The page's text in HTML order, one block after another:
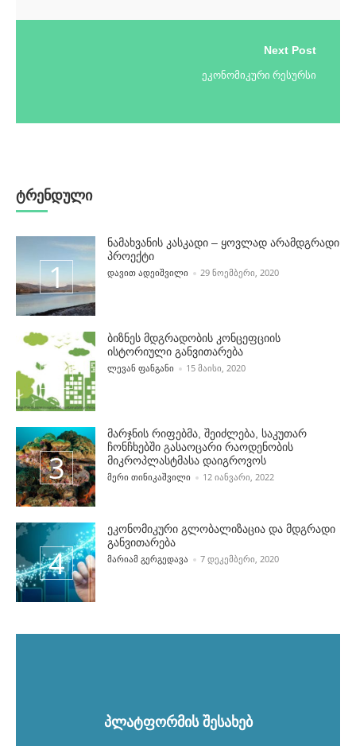
Next Post
ეკონომიკური რესურსი
ტრენდული
ნამახვანის კასკადი – ყოვლად არამდგრადი
პროექტი
POSTED BY
ᲓᲐᲕᲘᲗ ᲐᲓᲔᲘᲨᲕᲘᲚᲘ 29 ᲜᲝᲔᲛᲑᲔᲠᲘ, 2020
ბიზნეს მდგრადობის კონცეფციის
ისტორიული განვითარება
POSTED BY
ᲚᲔᲕᲐᲜ ᲤᲐᲜᲒᲐᲜᲘ 15 ᲛᲐᲘᲡᲘ, 2020
მარჯნის რიფებმა, შეიძლება, საკუთარ
ჩონჩხებში გასაოცარი რაოდენობის
მიკროპლასტმასა დაიგროვოს
POSTED BY
ᲛᲔᲠᲘ ᲗᲘᲜᲘᲙᲐᲨᲕᲘᲚᲘ 12 ᲘᲐᲜᲕᲐᲠᲘ, 2022
ეკონომიკური გლობალიზაცია და მდგრადი
განვითარება
POSTED BY
ᲛᲐᲠᲘᲐᲛ ᲒᲔᲠᲒᲔᲓᲐᲕᲐ 7 ᲓᲔᲙᲔᲛᲑᲔᲠᲘ, 2020
პლატფორმის შესახებ